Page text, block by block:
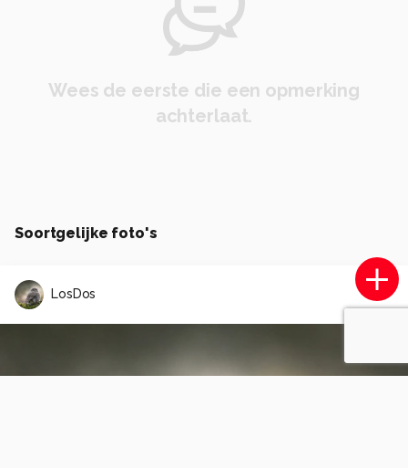
Wees de eerste die een opmerking
achterlaat.
Soortgelijke foto's
LosDos